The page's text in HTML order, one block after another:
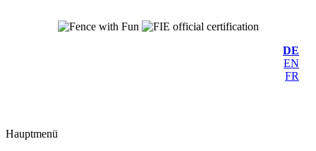
DE
EN
FR
Hauptmenü